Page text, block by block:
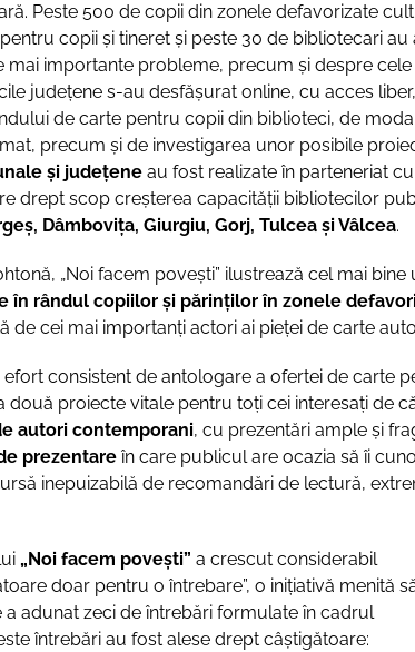
Peste 500 de copii din zonele defavorizate
copii și tineret și peste 30 de bibliotecari au
importante probleme, precum și despre
județene s-au desfășurat online, cu acces
de carte pentru copii din biblioteci, de
precum și de investigarea unor posibile
și județeneau fost realizate în parteneriat
drept scop creșterea capacității bibliotecilor
Dâmbovița, Giurgiu, Gorj, Tulcea și Vâlcea.
„Noi facem povești” ilustrează cel mai
în rândul copiilor și părinților în zonele
de cei mai importanți actori ai pieței de carte
efort consistent de antologare a ofertei de carte
proiecte vitale pentru toți cei interesați de
autori contemporani, cu prezentări ample și
prezentareîn care publicul are ocazia să îi
inepuizabilă de recomandări de lectură,
„Noi facem povești” a crescut considerabil
doar pentru o întrebare”, o inițiativă menită
adunat zeci de întrebări formulate în cadrul
întrebări au fost alese drept câștigătoare: